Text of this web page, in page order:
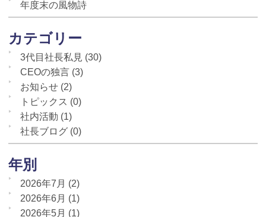
年度末の風物詩
カテゴリー
3代目社長私見 (30)
CEOの独言 (3)
お知らせ (2)
トピックス (0)
社内活動 (1)
社長ブログ (0)
年別
2026年7月 (2)
2026年6月 (1)
2026年5月 (1)